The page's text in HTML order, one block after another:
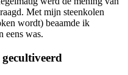
Met mijn steenkolen
wordt) beaamde ik
eens was.